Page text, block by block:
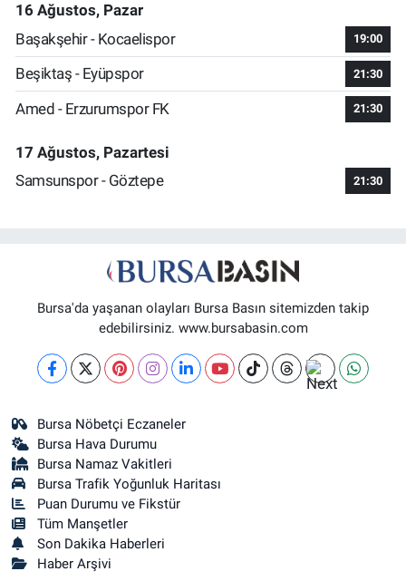
16 Ağustos, Pazar
Başakşehir - Kocaelispor
19:00
Beşiktaş - Eyüpspor 21:30
Amed - Erzurumspor FK 21:30
17 Ağustos, Pazartesi
Samsunspor - Göztepe
21:30
Bursa'da yaşanan olayları Bursa Basın sitemizden takip
edebilirsiniz. www.bursabasin.com
Bursa Nöbetçi Eczaneler
Bursa Hava Durumu
Bursa Namaz Vakitleri
Bursa Trafik Yoğunluk Haritası
Puan Durumu ve Fikstür
Tüm Manşetler
Son Dakika Haberleri
Haber Arşivi